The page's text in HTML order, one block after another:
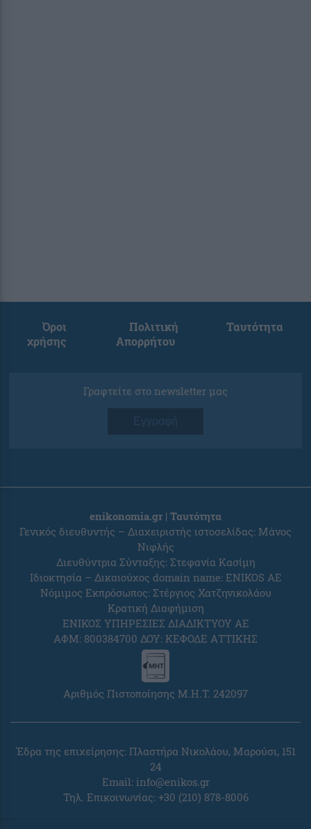
Όροι
χρήσης
Πολιτική
Απορρήτου
Ταυτότητα
Γραφτείτε στο newsletter μας
Εγγραφή
enikonomia.gr | Ταυτότητα
Γενικός διευθυντής – Διαχειριστής ιστοσελίδας: Μάνος
Νιφλής
Διευθύντρια Σύνταξης: Στεφανία Κασίμη
Ιδιοκτησία – Δικαιούχος domain name: ENIKOS AE
Νόμιμος Εκπρόσωπος: Στέργιος Χατζηνικολάου
Κρατική Διαφήμιση
ΕΝΙΚΟΣ ΥΠΗΡΕΣΙΕΣ ΔΙΑΔΙΚΤΥΟΥ ΑΕ
ΑΦΜ: 800384700 ΔΟΥ: ΚΕΦΟΔΕ ΑΤΤΙΚΗΣ
Αριθμός Πιστοποίησης Μ.Η.Τ. 242097
Έδρα της επιχείρησης: Πλαστήρα Νικολάου, Μαρούσι, 151
24
Email: info@enikos.gr
Τηλ. Επικοινωνίας: +30 (210) 878-8006